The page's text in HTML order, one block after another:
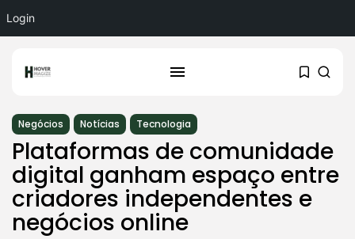
Login
Negócios Notícias Tecnologia
Plataformas de comunidade
digital ganham espaço entre
criadores independentes e
negócios online